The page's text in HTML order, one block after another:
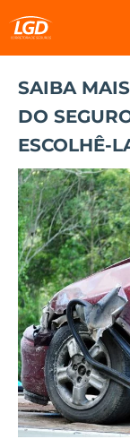
SAIBA
DO
ESCOLHÊ-